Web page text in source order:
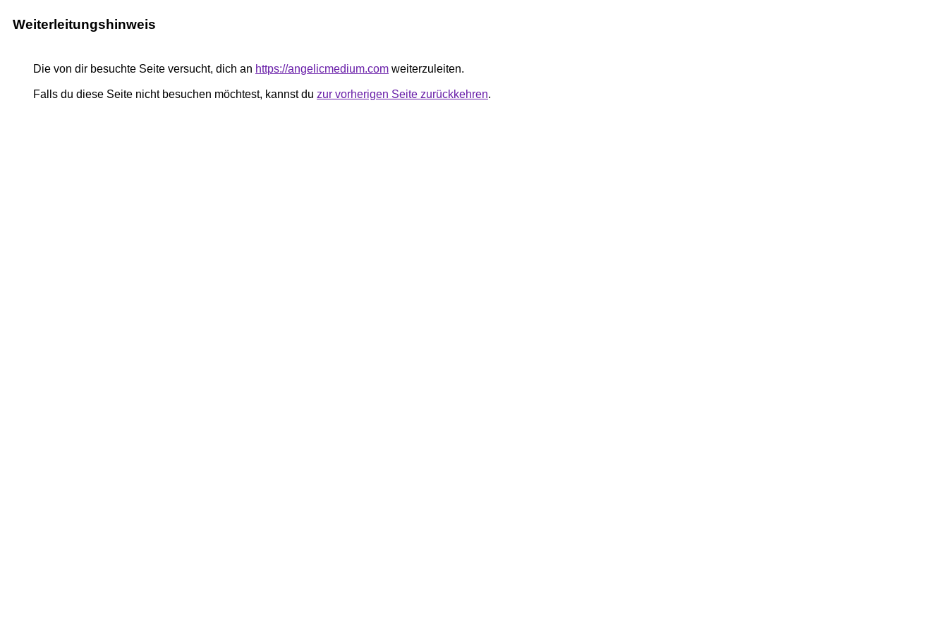
Weiterleitungshinweis
Die von dir besuchte Seite versucht, dich an https://angelicmedium.com weiterzuleiten.
Falls du diese Seite nicht besuchen möchtest, kannst du zur vorherigen Seite zurückkehren.